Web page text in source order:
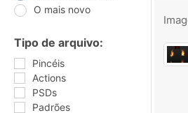
O mais novo
Tipo de arquivo:
Pincéis
Actions
PSDs
Padrões